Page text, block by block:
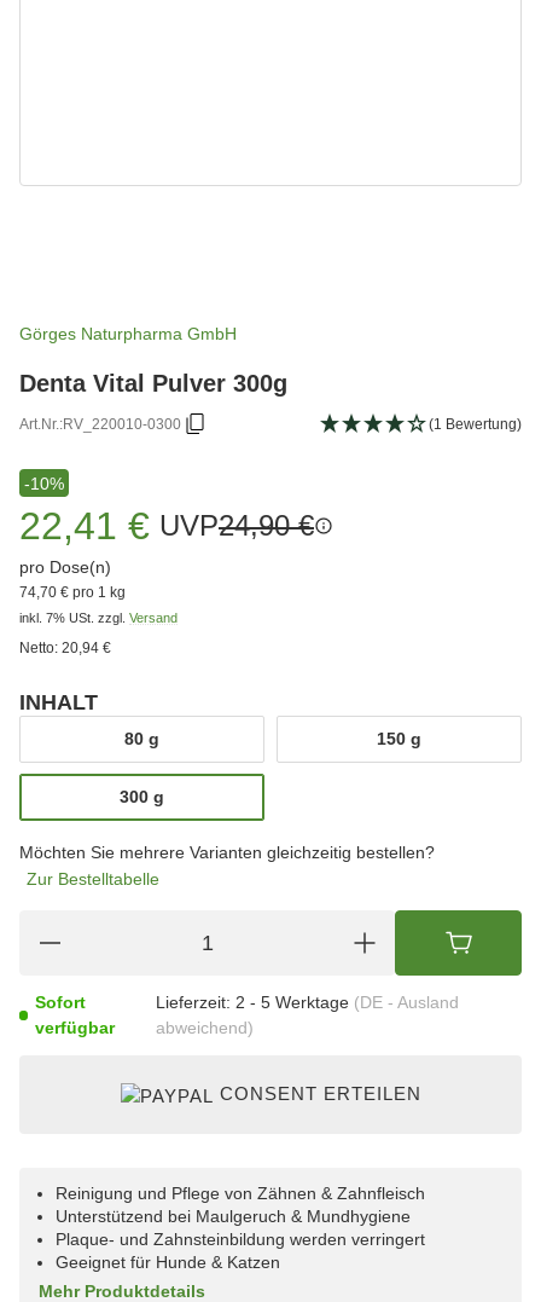
Görges Naturpharma GmbH
Denta Vital Pulver 300g
Art.Nr.:RV_220010-0300 (1 Bewertung)
-10%
22,41 € UVP24,90 €
pro Dose(n)
74,70 € pro 1 kg
inkl. 7% USt. zzgl. Versand
Netto: 20,94 €
INHALT
80 g
80 g
150 g
150 g
300 g
300 g
Möchten Sie mehrere Varianten gleichzeitig bestellen?
Zur Bestelltabelle
Sofort
verfügbar
Lieferzeit: 2 - 5 Werktage (DE - Ausland
abweichend)
CONSENT ERTEILEN
Reinigung und Pflege von Zähnen & Zahnfleisch
Unterstützend bei Maulgeruch & Mundhygiene
Plaque- und Zahnsteinbildung werden verringert
Geeignet für Hunde & Katzen
Mehr Produktdetails